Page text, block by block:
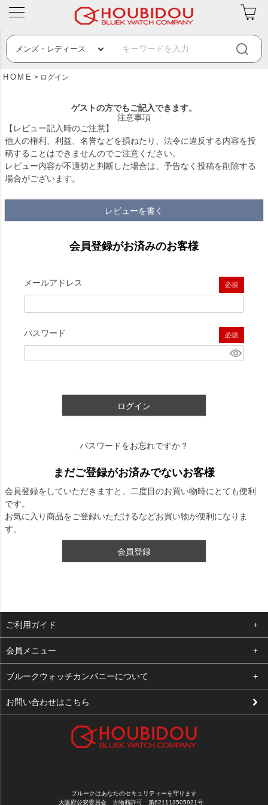
HOME ログイン
ゲストの方でもご記入できます。
注意事項
【レビュー記入時のご注意】
他人の権利、利益、名誉などを損ねたり、法令に違反する内容を投
稿することはできませんのでご注意ください。
レビュー内容が不適切と判断した場合は、予告なく投稿を削除する
場合がございます。
レビューを書く
会員登録がお済みのお客様
メールアドレス
(必須)
パスワード
(必須)
ログイン
パスワードをお忘れですか？
まだご登録がお済みでないお客様
会員登録をしていただきますと、二度目のお買い物時にとても便利
です。
お気に入り商品をご登録いただけるなどお買い物が便利になりま
す。
会員登録
ご利用ガイド
よくある質問
支払い・送料
修理依頼
会員メニュー
ログイン
お気に入り
ブルークウォッチカンパニーについて
会社概要
お問い合わせはこちら
ブルークはあなたのセキュリティーを守ります
大阪府公安委員会 古物商許可 第621113505921号